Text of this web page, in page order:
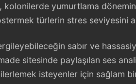
kolonilerde yumurtlama
türlerin stres seviyesini
sabır ve
sitesinde paylaşılan ses
ilerlemek isteyenler için sağlam